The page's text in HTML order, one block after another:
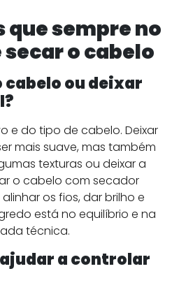
que sempre no
o cabelo
cabelo ou deixar
e do tipo de cabelo. Deixar
mais suave, mas também
texturas ou deixar a
o cabelo com secador
os fios, dar brilho e
está no equilíbrio e na
técnica.
a controlar